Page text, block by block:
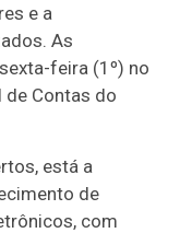
e a
As
feira (1º) no
de Contas do
está a
de
com